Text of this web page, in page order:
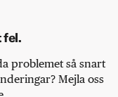
fel.
problemet så snart
Mejla oss